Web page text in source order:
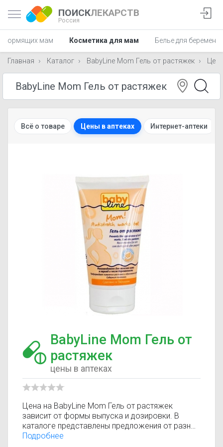
ПОИСКЛЕКАРСТВ
Россия
кормящих мам Косметика для мам Белье для
Главная Каталог BabyLine Mom Гель от растяжек
Всё о товаре Цены в аптеках Интернет-аптеки
BabyLine Mom Гель от
растяжек
цены в аптеках
Цена на BabyLine Mom Гель от растяжек
зависит от формы выпуска и дозировки. В
каталоге представлены предложения от разных
аптек, что позволяет быстро найти, где купить
Подробнее